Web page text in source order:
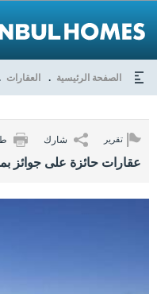
الصفحة الرئيسية العقارات
تقرير شارك
عقارات حائزة على جوائز